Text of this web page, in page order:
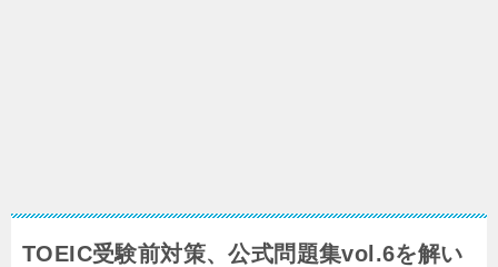
TOEIC受験前対策、公式問題集vol.6を解い